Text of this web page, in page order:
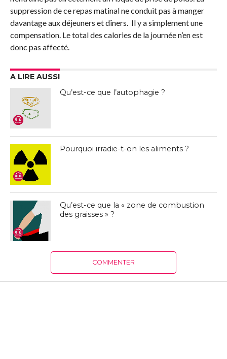
suppression de ce repas matinal ne conduit pas à manger
davantage aux déjeuners et dîners. Il y a simplement une
compensation. Le total des calories de la journée n’en est
donc pas affecté.
A LIRE AUSSI
Qu’est-ce que l’autophagie ?
Pourquoi irradie-t-on les aliments ?
Qu’est-ce que la « zone de combustion
des graisses » ?
COMMENTER